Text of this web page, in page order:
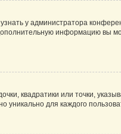
у администратора
информацию вы
квадратики или точки,
уникально для каждого